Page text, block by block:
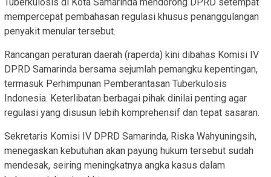
mempercepat pembahasan regulasi khusus penanggulangan
penyakit menular tersebut.
Rancangan peraturan daerah (raperda) kini dibahas Komisi IV
DPRD Samarinda bersama sejumlah pemangku kepentingan,
termasuk Perhimpunan Pemberantasan Tuberkulosis
Indonesia. Keterlibatan berbagai pihak dinilai penting agar
regulasi yang disusun lebih komprehensif dan tepat sasaran.
Sekretaris Komisi IV DPRD Samarinda, Riska Wahyuningsih,
menegaskan kebutuhan akan payung hukum tersebut sudah
mendesak, seiring meningkatnya angka kasus dalam